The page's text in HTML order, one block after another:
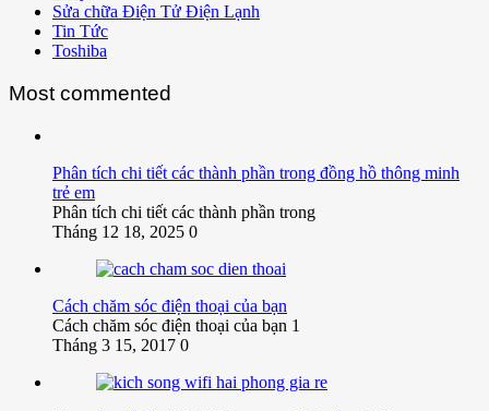
Sửa chữa Điện Tử Điện Lạnh
Tin Tức
Toshiba
Most commented
Phân tích chi tiết các thành phần trong đồng hồ thông minh
trẻ em
Phân tích chi tiết các thành phần trong
Tháng 12 18, 2025 0
Cách chăm sóc điện thoại của bạn
Cách chăm sóc điện thoại của bạn 1
Tháng 3 15, 2017 0